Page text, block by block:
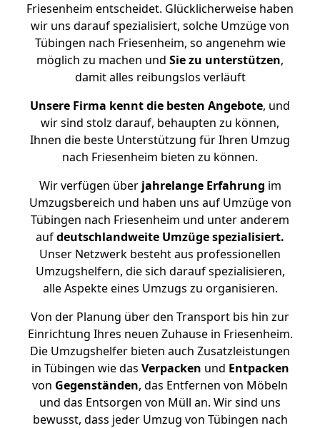
Friesenheim entscheidet. Glücklicherweise haben
wir uns darauf spezialisiert, solche Umzüge von
Tübingen nach Friesenheim, so angenehm wie
möglich zu machen und Sie zu unterstützen,
damit alles reibungslos verläuft
Unsere Firma kennt die besten Angebote, und
wir sind stolz darauf, behaupten zu können,
Ihnen die beste Unterstützung für Ihren Umzug
nach Friesenheim bieten zu können.
Wir verfügen überjahrelange Erfahrung im
Umzugsbereich und haben uns auf Umzüge von
Tübingen nach Friesenheim und unter anderem
aufdeutschlandweite Umzüge spezialisiert.
Unser Netzwerk besteht aus professionellen
Umzugshelfern, die sich darauf spezialisieren,
alle Aspekte eines Umzugs zu organisieren.
Von der Planung über den Transport bis hin zur
Einrichtung Ihres neuen Zuhause in Friesenheim.
Die Umzugshelfer bieten auch Zusatzleistungen
in Tübingen wie das Verpacken und Entpacken
von Gegenständen, das Entfernen von Möbeln
und das Entsorgen von Müll an. Wir sind uns
bewusst, dass jeder Umzug von Tübingen nach